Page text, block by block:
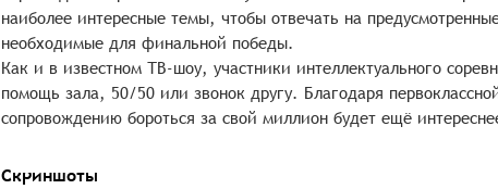
наиболее интересные темы, чтобы отвечать на
необходимые для финальной победы.
Как и в известном ТВ-шоу, участники интеллектуального
помощь зала, 50/50 или звонок другу. Благодаря
сопровождению бороться за свой миллион будет ещё
Скриншоты